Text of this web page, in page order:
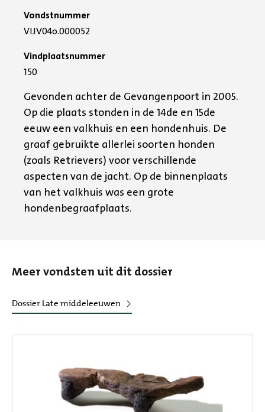
Vondstnummer
VIJV04o.000052
Vindplaatsnummer
150
Gevonden achter de Gevangenpoort in 2005.
Op die plaats stonden in de 14de en 15de
eeuw een valkhuis en een hondenhuis. De
graaf gebruikte allerlei soorten honden
(zoals Retrievers) voor verschillende
aspecten van de jacht. Op de binnenplaats
van het valkhuis was een grote
hondenbegraafplaats.
Meer vondsten uit dit dossier
Dossier Late middeleeuwen